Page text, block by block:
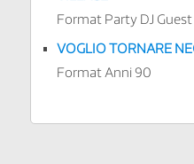
Format Party DJ Guest
VOGLIO TORNARE
Format Anni 90